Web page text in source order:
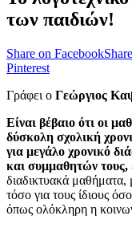
των παιδιών!
Share on Facebook
Pinterest
Γράφει ο Γεώργιος
Είναι βέβαιο ότι οι
δύσκολη σχολική
για μεγάλο χρονικό
και συμμαθητών τους,
διαδικτυακά
τόσο για τους ίδιους
όπως ολόκληρη η